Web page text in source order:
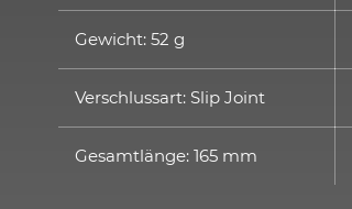
Gewicht: 52 g
Verschlussart: Slip Joint
Gesamtlänge: 165 mm